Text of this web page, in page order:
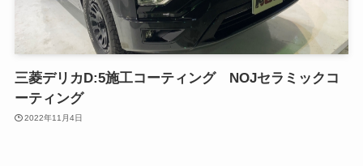
三菱デリカD:5施工コーティング NOJセラミックコ
ーティング
2022年11月4日